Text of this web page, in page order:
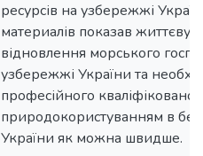
ресурсів на узбережжі
материалів показав життєву
відновлення морського
узбережжі України та
професійного
природокористуванням в
України як можна швидше.